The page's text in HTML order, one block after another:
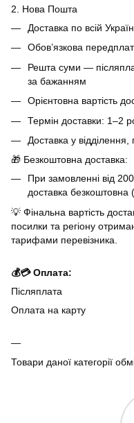
2. Нова Пошта
Доставка по всій
Обов’язкова
Решта суми —
за бажанням
Орієнтовна вартість
Термін доставки: 1–2
Доставка у
🎁 Безкоштовна доставка:
При замовленні від
доставка безкоштовна
💡 Фінальна вартість
посилки та регіону
тарифами перевізника.
💰💳 Оплата:
Післяплата
Оплата на карту
Товари даної категорії